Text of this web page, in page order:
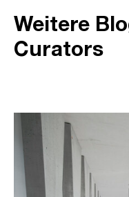
Weitere
Curators